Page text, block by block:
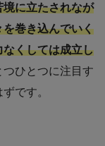
に立たされなが
巻き込んでいく
くしては成立し
ひとつに注目す
です。